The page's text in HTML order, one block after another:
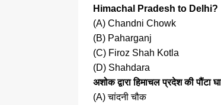
Himachal Pradesh to Delhi?
(A) Chandni Chowk
(B) Paharganj
(C) Firoz Shah Kotla
(D) Shahdara
अशोक द्वारा हिमाचल प्रदेश की पौंटा
(A) चांदनी चौक